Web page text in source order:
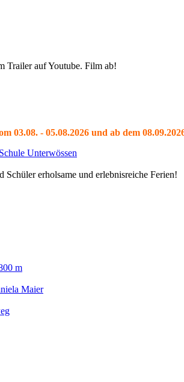
Trailer auf Youtube. Film ab!
03.08. - 05.08.2026 und ab dem
Unterwössen
erholsame und erlebnisreiche Ferien!
m
Maier